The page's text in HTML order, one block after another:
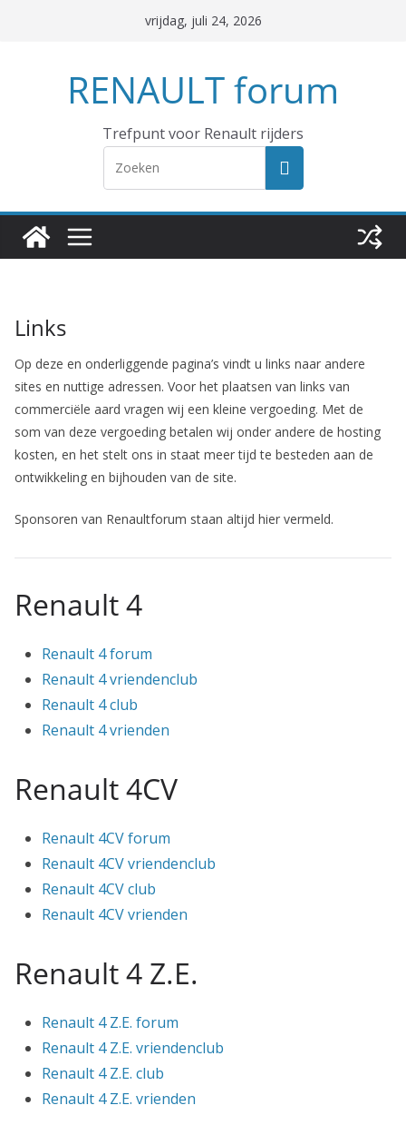
vrijdag, juli 24, 2026
RENAULT forum
Trefpunt voor Renault rijders
Links
Op deze en onderliggende pagina’s vindt u links naar andere
sites en nuttige adressen. Voor het plaatsen van links van
commerciële aard vragen wij een kleine vergoeding. Met de
som van deze vergoeding betalen wij onder andere de hosting
kosten, en het stelt ons in staat meer tijd te besteden aan de
ontwikkeling en bijhouden van de site.
Sponsoren van Renaultforum staan altijd hier vermeld.
Renault 4
Renault 4 forum
Renault 4 vriendenclub
Renault 4 club
Renault 4 vrienden
Renault 4CV
Renault 4CV forum
Renault 4CV vriendenclub
Renault 4CV club
Renault 4CV vrienden
Renault 4 Z.E.
Renault 4 Z.E. forum
Renault 4 Z.E. vriendenclub
Renault 4 Z.E. club
Renault 4 Z.E. vrienden